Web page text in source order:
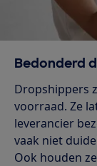
Bedonderd
Dropshippers
voorraad. Ze
leverancier
vaak niet
Ook houden